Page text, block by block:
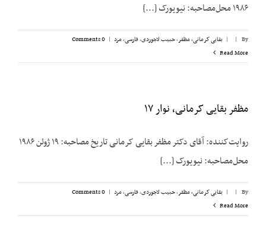
۱۹۸۶ محل‌مصاحبه: نیویورک [...]
By
|
| بقایی کرمانی، مظفر,حبیب لاجوردی,فارسی,مرد |
0 Comments
Read More
مظفر بقایی کرمانی، نوار ۱۷
روایت‌کننده: آقای دکتر مظفر بقایی کرمانی تاریخ مصاحبه: ۱۹ ژوئن ۱۹۸۶
محل‌مصاحبه: نیویورک [...]
By
|
| بقایی کرمانی، مظفر,حبیب لاجوردی,فارسی,مرد |
0 Comments
Read More